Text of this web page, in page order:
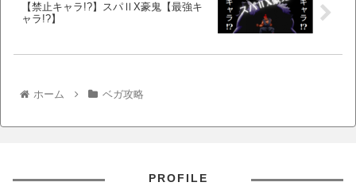
【禁止キャラ!?】スパⅡX豪鬼【最強キ
ャラ!?】
ホーム ベガ攻略
PROFILE